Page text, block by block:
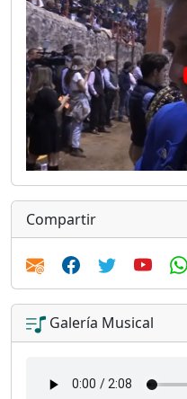
Compartir
Galería Musical